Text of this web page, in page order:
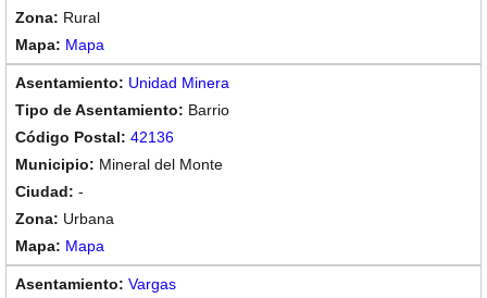
Rural
Mapa
Unidad Minera
Barrio
42136
Mineral del Monte
-
Urbana
Mapa
Vargas